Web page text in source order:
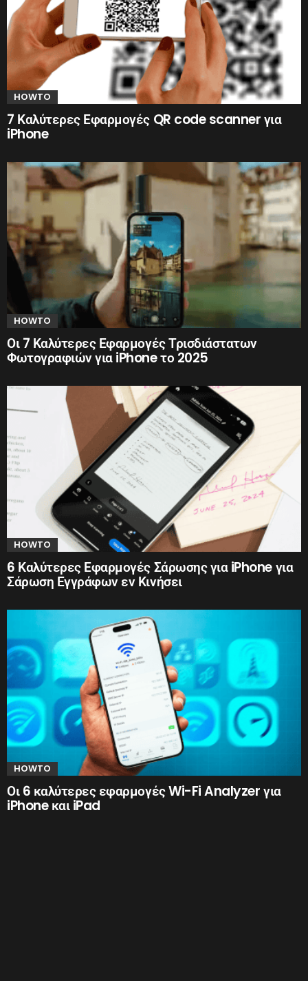
HOWTO
7 Καλύτερες Εφαρμογές QR code scanner για
iPhone
HOWTO
Οι 7 Καλύτερες Εφαρμογές Τρισδιάστατων
Φωτογραφιών για iPhone το 2025
HOWTO
6 Καλύτερες Εφαρμογές Σάρωσης για iPhone για
Σάρωση Εγγράφων εν Κινήσει
HOWTO
Οι 6 καλύτερες εφαρμογές Wi-Fi Analyzer για
iPhone και iPad